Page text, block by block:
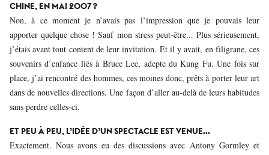
CHINE, EN MAI 2007 ?
Non, à ce moment je n’avais pas l’impression que je pouvais leur
apporter quelque chose ! Sauf mon stress peut-être... Plus sérieusement,
j’étais avant tout content de leur invitation. Et il y avait, en filigrane, ces
souvenirs d’enfance liés à Bruce Lee, adepte du Kung Fu. Une fois sur
place, j’ai rencontré des hommes, ces moines donc, prêts à porter leur art
dans de nouvelles directions. Une façon d’aller au-delà de leurs habitudes
sans perdre celles-ci.
ET PEU À PEU, L’IDÉE D’UN SPECTACLE EST VENUE…
Exactement. Nous avons eu des discussions avec Antony Gormley et